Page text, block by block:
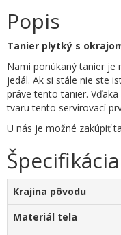
Popis
Tanier plytký s
Nami ponúkaný tanier je
jedál. Ak si stále nie ste
práve tento tanier.
tvaru tento servírovací
U nás je možné zakúpiť
Špecifikácia
Krajina pôvodu
Materiál tela